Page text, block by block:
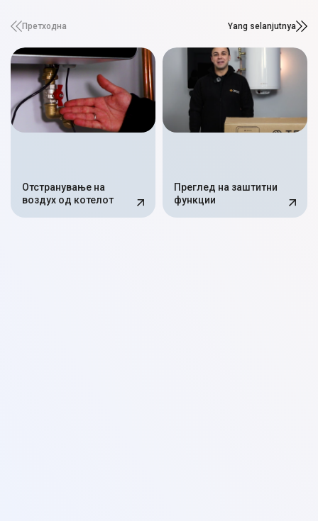
Претходна Yang selanjutnya
Отстранување на
воздух од котелот
Преглед на заштитни
функции